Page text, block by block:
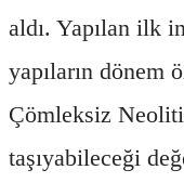
aldı. Yapılan ilk
yapıların dönem
Çömleksiz
taşıyabileceği